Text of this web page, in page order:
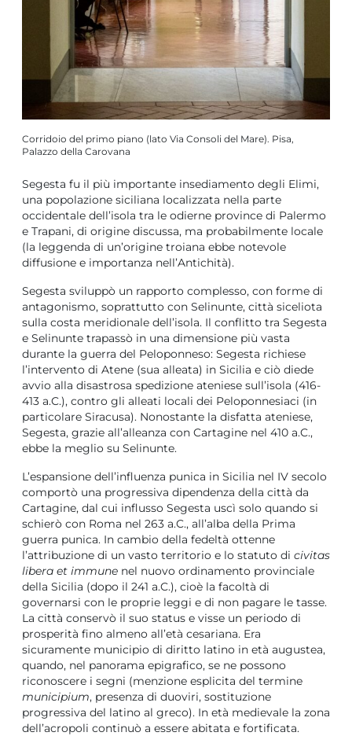
Corridoio del primo piano (lato Via Consoli del Mare). Pisa,
Palazzo della Carovana
Segesta fu il più importante insediamento degli Elimi,
una popolazione siciliana localizzata nella parte
occidentale dell’isola tra le odierne province di Palermo
e Trapani, di origine discussa, ma probabilmente locale
(la leggenda di un’origine troiana ebbe notevole
diffusione e importanza nell’Antichità).
Segesta sviluppò un rapporto complesso, con forme di
antagonismo, soprattutto con Selinunte, città siceliota
sulla costa meridionale dell’isola. Il conflitto tra Segesta
e Selinunte trapassò in una dimensione più vasta
durante la guerra del Peloponneso: Segesta richiese
l’intervento di Atene (sua alleata) in Sicilia e ciò diede
avvio alla disastrosa spedizione ateniese sull’isola (416-
413 a.C.), contro gli alleati locali dei Peloponnesiaci (in
particolare Siracusa). Nonostante la disfatta ateniese,
Segesta, grazie all’alleanza con Cartagine nel 410 a.C.,
ebbe la meglio su Selinunte.
L’espansione dell’influenza punica in Sicilia nel IV secolo
comportò una progressiva dipendenza della città da
Cartagine, dal cui influsso Segesta uscì solo quando si
schierò con Roma nel 263 a.C., all’alba della Prima
guerra punica. In cambio della fedeltà ottenne
l’attribuzione di un vasto territorio e lo statuto di civitas
libera et immune nel nuovo ordinamento provinciale
della Sicilia (dopo il 241 a.C.), cioè la facoltà di
governarsi con le proprie leggi e di non pagare le tasse.
La città conservò il suo status e visse un periodo di
prosperità fino almeno all’età cesariana. Era
sicuramente municipio di diritto latino in età augustea,
quando, nel panorama epigrafico, se ne possono
riconoscere i segni (menzione esplicita del termine
municipium, presenza di duoviri, sostituzione
progressiva del latino al greco). In età medievale la zona
dell’acropoli continuò a essere abitata e fortificata.